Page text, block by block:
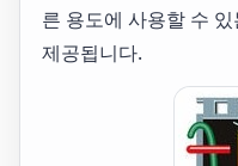
른 용도에 사용할 수
제공됩니다.